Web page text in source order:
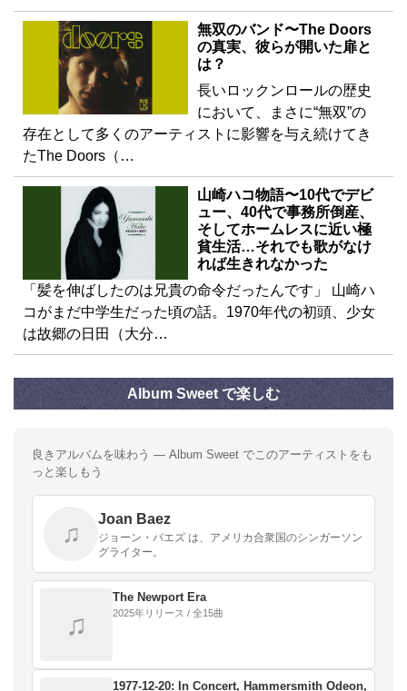
無双のバンド〜The Doors
の真実、彼らが開いた扉と
は？
長いロックンロールの歴史
において、まさに“無双”の
存在として多くのアーティストに影響を与え続けてき
たThe Doors（…
山崎ハコ物語〜10代でデビ
ュー、40代で事務所倒産、
そしてホームレスに近い極
貧生活…それでも歌がなけ
れば生きれなかった
「髪を伸ばしたのは兄貴の命令だったんです」 山崎ハ
コがまだ中学生だった頃の話。1970年代の初頭、少女
は故郷の日田（大分…
Album Sweet で楽しむ
良きアルバムを味わう — Album Sweet でこのアーティストをも
っと楽しもう
♫
Joan Baez
ジョーン・バエズ は、アメリカ合衆国のシンガーソン
グライター。
♫
The Newport Era
2025年リリース / 全15曲
1977-12-20: In Concert, Hammersmith Odeon,